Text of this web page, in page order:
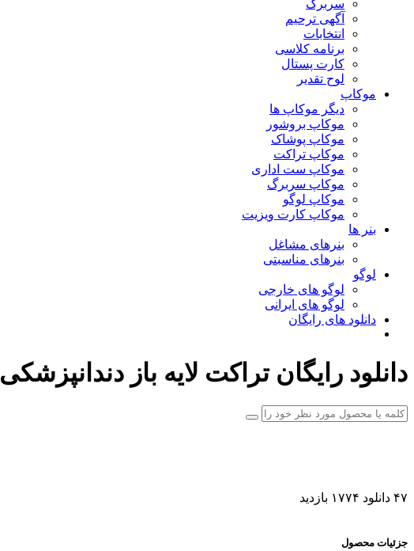
سربرگ
آگهی ترحیم
انتخابات
برنامه کلاسی
کارت پستال
لوح تقدیر
موکاپ
دیگر موکاپ ها
موکاپ بروشور
موکاپ پوشاک
موکاپ تراکت
موکاپ ست اداری
موکاپ سربرگ
موکاپ لوگو
موکاپ کارت ویزیت
بنر ها
بنرهای مشاغل
بنرهای مناسبتی
لوگو
لوگو های خارجی
لوگو های ایرانی
دانلود های رایگان
دانلود رایگان تراکت لایه باز دندانپزشکی
۴۷ دانلود ۱۷۷۴ بازدید
جزئیات محصول